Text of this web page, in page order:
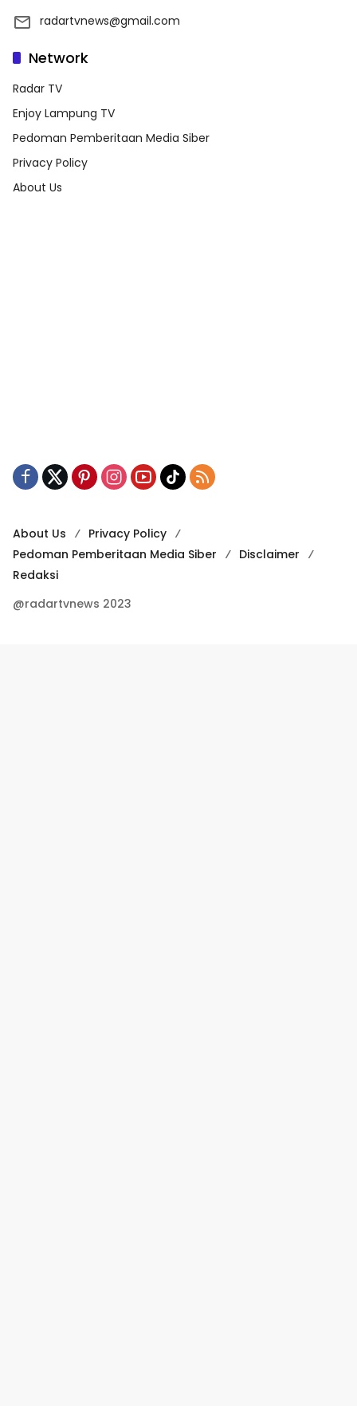
radartvnews@gmail.com
Network
Radar TV
Enjoy Lampung TV
Pedoman Pemberitaan Media Siber
Privacy Policy
About Us
About Us
Privacy Policy
Pedoman Pemberitaan Media Siber
Disclaimer
Redaksi
@radartvnews 2023